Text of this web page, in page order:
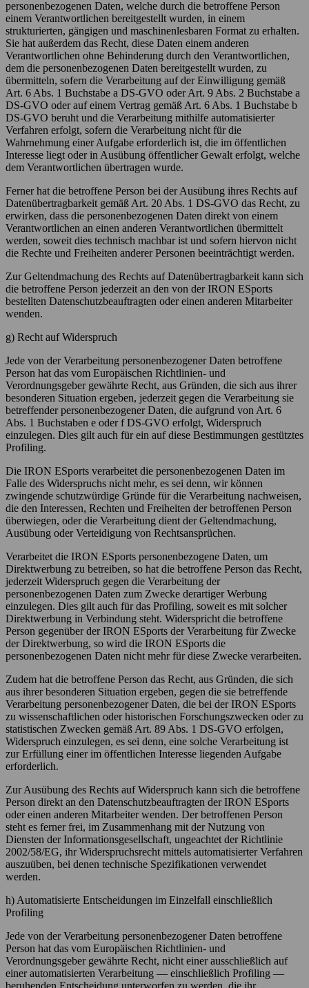
personenbezogenen Daten, welche durch die betroffene Person
einem Verantwortlichen bereitgestellt wurden, in einem
strukturierten, gängigen und maschinenlesbaren Format zu erhalten.
Sie hat außerdem das Recht, diese Daten einem anderen
Verantwortlichen ohne Behinderung durch den Verantwortlichen,
dem die personenbezogenen Daten bereitgestellt wurden, zu
übermitteln, sofern die Verarbeitung auf der Einwilligung gemäß
Art. 6 Abs. 1 Buchstabe a DS-GVO oder Art. 9 Abs. 2 Buchstabe a
DS-GVO oder auf einem Vertrag gemäß Art. 6 Abs. 1 Buchstabe b
DS-GVO beruht und die Verarbeitung mithilfe automatisierter
Verfahren erfolgt, sofern die Verarbeitung nicht für die
Wahrnehmung einer Aufgabe erforderlich ist, die im öffentlichen
Interesse liegt oder in Ausübung öffentlicher Gewalt erfolgt, welche
dem Verantwortlichen übertragen wurde.
Ferner hat die betroffene Person bei der Ausübung ihres Rechts auf
Datenübertragbarkeit gemäß Art. 20 Abs. 1 DS-GVO das Recht, zu
erwirken, dass die personenbezogenen Daten direkt von einem
Verantwortlichen an einen anderen Verantwortlichen übermittelt
werden, soweit dies technisch machbar ist und sofern hiervon nicht
die Rechte und Freiheiten anderer Personen beeinträchtigt werden.
Zur Geltendmachung des Rechts auf Datenübertragbarkeit kann sich
die betroffene Person jederzeit an den von der IRON ESports
bestellten Datenschutzbeauftragten oder einen anderen Mitarbeiter
wenden.
g) Recht auf Widerspruch
Jede von der Verarbeitung personenbezogener Daten betroffene
Person hat das vom Europäischen Richtlinien- und
Verordnungsgeber gewährte Recht, aus Gründen, die sich aus ihrer
besonderen Situation ergeben, jederzeit gegen die Verarbeitung sie
betreffender personenbezogener Daten, die aufgrund von Art. 6
Abs. 1 Buchstaben e oder f DS-GVO erfolgt, Widerspruch
einzulegen. Dies gilt auch für ein auf diese Bestimmungen gestütztes
Profiling.
Die IRON ESports verarbeitet die personenbezogenen Daten im
Falle des Widerspruchs nicht mehr, es sei denn, wir können
zwingende schutzwürdige Gründe für die Verarbeitung nachweisen,
die den Interessen, Rechten und Freiheiten der betroffenen Person
überwiegen, oder die Verarbeitung dient der Geltendmachung,
Ausübung oder Verteidigung von Rechtsansprüchen.
Verarbeitet die IRON ESports personenbezogene Daten, um
Direktwerbung zu betreiben, so hat die betroffene Person das Recht,
jederzeit Widerspruch gegen die Verarbeitung der
personenbezogenen Daten zum Zwecke derartiger Werbung
einzulegen. Dies gilt auch für das Profiling, soweit es mit solcher
Direktwerbung in Verbindung steht. Widerspricht die betroffene
Person gegenüber der IRON ESports der Verarbeitung für Zwecke
der Direktwerbung, so wird die IRON ESports die
personenbezogenen Daten nicht mehr für diese Zwecke verarbeiten.
Zudem hat die betroffene Person das Recht, aus Gründen, die sich
aus ihrer besonderen Situation ergeben, gegen die sie betreffende
Verarbeitung personenbezogener Daten, die bei der IRON ESports
zu wissenschaftlichen oder historischen Forschungszwecken oder zu
statistischen Zwecken gemäß Art. 89 Abs. 1 DS-GVO erfolgen,
Widerspruch einzulegen, es sei denn, eine solche Verarbeitung ist
zur Erfüllung einer im öffentlichen Interesse liegenden Aufgabe
erforderlich.
Zur Ausübung des Rechts auf Widerspruch kann sich die betroffene
Person direkt an den Datenschutzbeauftragten der IRON ESports
oder einen anderen Mitarbeiter wenden. Der betroffenen Person
steht es ferner frei, im Zusammenhang mit der Nutzung von
Diensten der Informationsgesellschaft, ungeachtet der Richtlinie
2002/58/EG, ihr Widerspruchsrecht mittels automatisierter Verfahren
auszuüben, bei denen technische Spezifikationen verwendet
werden.
h) Automatisierte Entscheidungen im Einzelfall einschließlich
Profiling
Jede von der Verarbeitung personenbezogener Daten betroffene
Person hat das vom Europäischen Richtlinien- und
Verordnungsgeber gewährte Recht, nicht einer ausschließlich auf
einer automatisierten Verarbeitung — einschließlich Profiling —